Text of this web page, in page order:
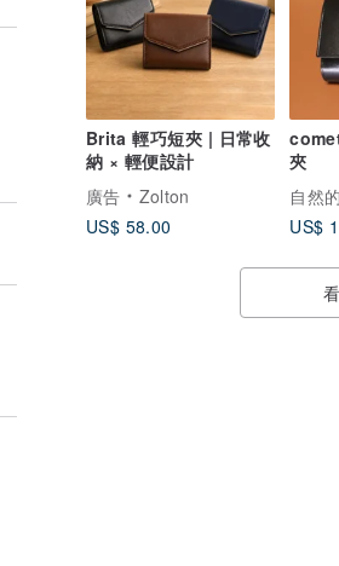
Brita 輕巧短夾 | 日常收
納 × 輕便設計
廣告
Zolton
US$ 58.00
夾
自然
US$